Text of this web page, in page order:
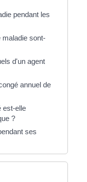
pendant les
maladie sont-
d'un agent
annuel de
est-elle
?
ses